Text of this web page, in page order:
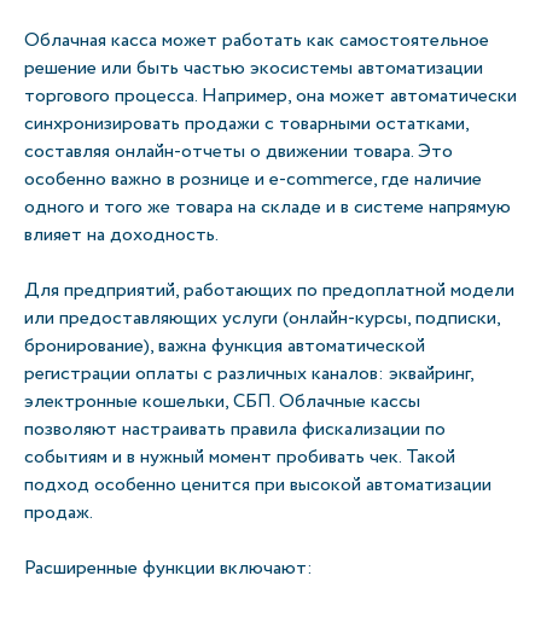
Облачная касса может работать как самостоятельное
решение или быть частью экосистемы автоматизации
торгового процесса. Например, она может автоматически
синхронизировать продажи с товарными остатками,
составляя онлайн-отчеты о движении товара. Это
особенно важно в рознице и e-commerce, где наличие
одного и того же товара на складе и в системе напрямую
влияет на доходность.
Для предприятий, работающих по предоплатной модели
или предоставляющих услуги (онлайн-курсы, подписки,
бронирование), важна функция автоматической
регистрации оплаты с различных каналов: эквайринг,
электронные кошельки, СБП. Облачные кассы
позволяют настраивать правила фискализации по
событиям и в нужный момент пробивать чек. Такой
подход особенно ценится при высокой автоматизации
продаж.
Расширенные функции включают: